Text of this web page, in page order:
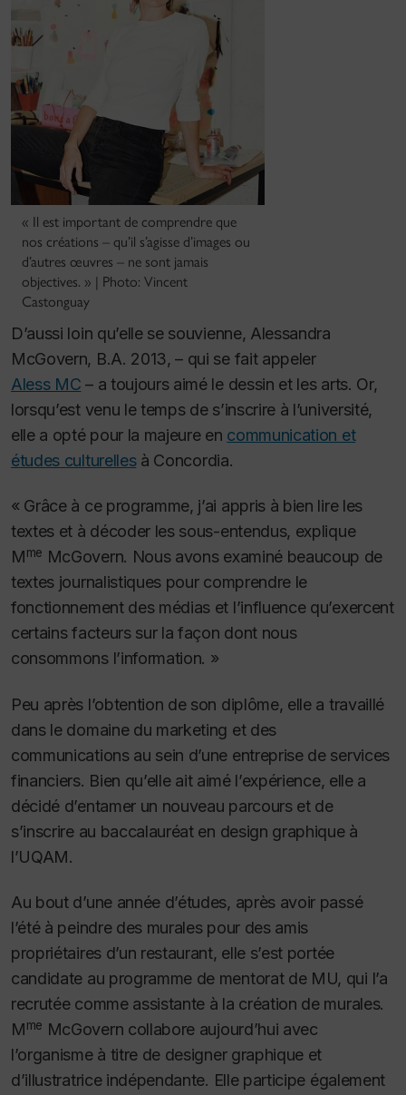
« Il est important de comprendre que
nos créations – qu’il s’agisse d’images ou
d’autres œuvres – ne sont jamais
objectives. » | Photo: Vincent
Castonguay
D’aussi loin qu’elle se souvienne, Alessandra
McGovern, B.A. 2013, – qui se fait appeler
Aless MC – a toujours aimé le dessin et les arts. Or,
lorsqu’est venu le temps de s’inscrire à l’université,
elle a opté pour la majeure en communication et
études culturellesà Concordia.
« Grâce à ce programme, j’ai appris à bien lire les
textes et à décoder les sous-entendus, explique
Mme McGovern. Nous avons examiné beaucoup de
textes journalistiques pour comprendre le
fonctionnement des médias et l’influence qu’exercent
certains facteurs sur la façon dont nous
consommons l’information. »
Peu après l’obtention de son diplôme, elle a travaillé
dans le domaine du marketing et des
communications au sein d’une entreprise de services
financiers. Bien qu’elle ait aimé l’expérience, elle a
décidé d’entamer un nouveau parcours et de
s’inscrire au baccalauréat en design graphique à
l’UQAM.
Au bout d’une année d’études, après avoir passé
l’été à peindre des murales pour des amis
propriétaires d’un restaurant, elle s’est portée
candidate au programme de mentorat de MU, qui l’a
recrutée comme assistante à la création de murales.
Mme McGovern collabore aujourd’hui avec
l’organisme à titre de designer graphique et
d’illustratrice indépendante. Elle participe également